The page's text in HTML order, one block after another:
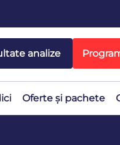
analize
Oferte și pachete